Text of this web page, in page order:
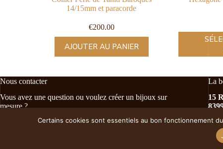
14/15mm et paracorde
€200.00
AJOUTER AU PANIER
Nous contacter
Vous avez une question ou voulez créer un bijoux sur
mesure ?
message sur Instagram@terre_dete
La
15
Certains cookies sont essentiels au bon fonctionnement